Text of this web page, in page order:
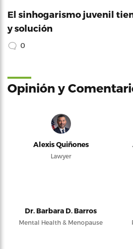
El sinhogarismo juvenil
y solución
0
Opinión y
Alexis Quiñones
Lawyer
Dr. Barbara D. Barros
Mental Health & Menopause